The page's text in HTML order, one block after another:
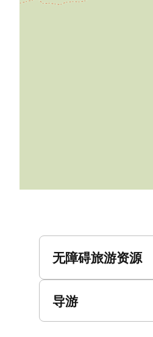
无障碍旅游资源
导游